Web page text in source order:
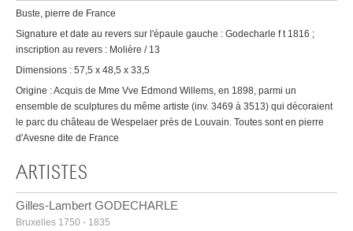
Buste, pierre de France
Signature et date au revers sur l'épaule gauche : Godecharle f t 1816 ;
inscription au revers : Molière / 13
Dimensions : 57,5 x 48,5 x 33,5
Origine : Acquis de Mme Vve Edmond Willems, en 1898, parmi un
ensemble de sculptures du même artiste (inv. 3469 à 3513) qui décoraient
le parc du château de Wespelaer près de Louvain. Toutes sont en pierre
d'Avesne dite de France
ARTISTES
Gilles-Lambert GODECHARLE
Bruxelles 1750 - 1835